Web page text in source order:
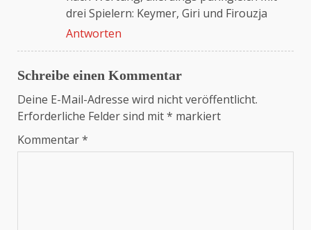
Anti-Spam von CleanTalk
drei Spielern: Keymer, Giri und Firouzja
Antworten
Schreibe einen Kommentar
Deine E-Mail-Adresse wird nicht veröffentlicht.
Erforderliche Felder sind mit* markiert
Kommentar*